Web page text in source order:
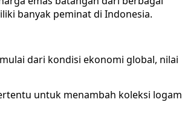
banyak peminat di Indonesia.
dari kondisi ekonomi global, nilai
untuk menambah koleksi logam